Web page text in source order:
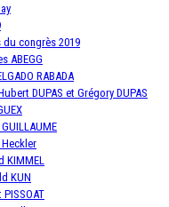
du congrès 2019
ABEGG
RABADA
DUPAS et Grégory DUPAS
KIMMEL
KUN
PISSOAT